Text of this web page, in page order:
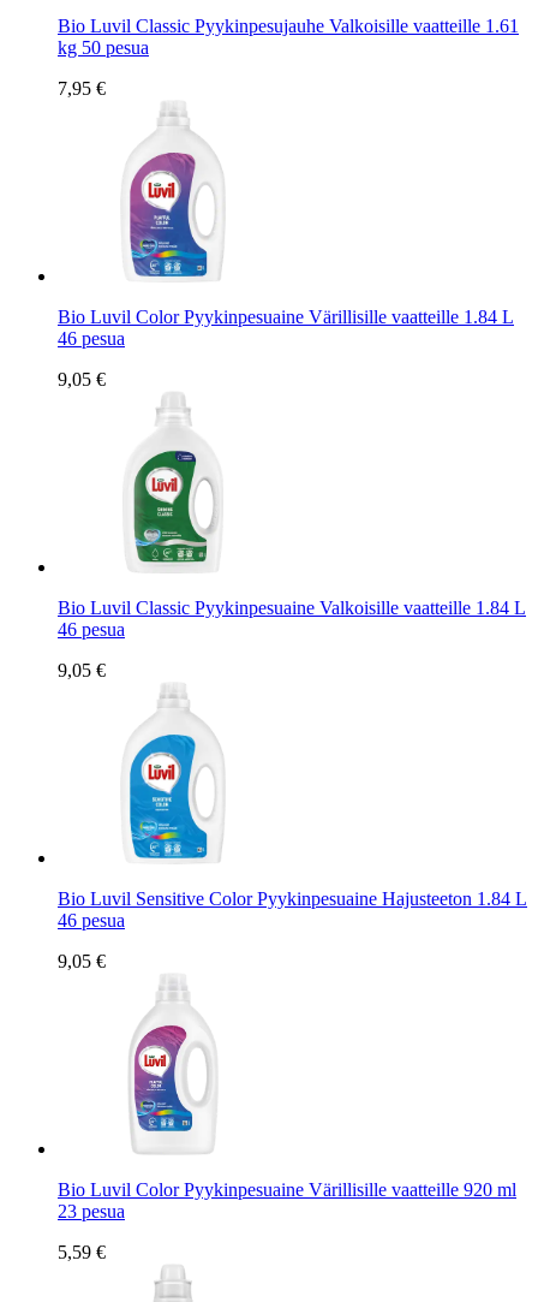
Bio Luvil Classic Pyykinpesujauhe Valkoisille vaatteille 1.61
kg 50 pesua
7,95 €
Bio Luvil Color Pyykinpesuaine Värillisille vaatteille 1.84 L
46 pesua
9,05 €
Bio Luvil Classic Pyykinpesuaine Valkoisille vaatteille 1.84 L
46 pesua
9,05 €
Bio Luvil Sensitive Color Pyykinpesuaine Hajusteeton 1.84 L
46 pesua
9,05 €
Bio Luvil Color Pyykinpesuaine Värillisille vaatteille 920 ml
23 pesua
5,59 €